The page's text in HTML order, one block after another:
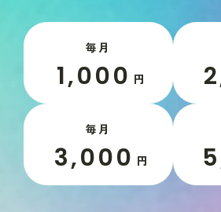
毎月
1,000 円
毎月
3,000 円